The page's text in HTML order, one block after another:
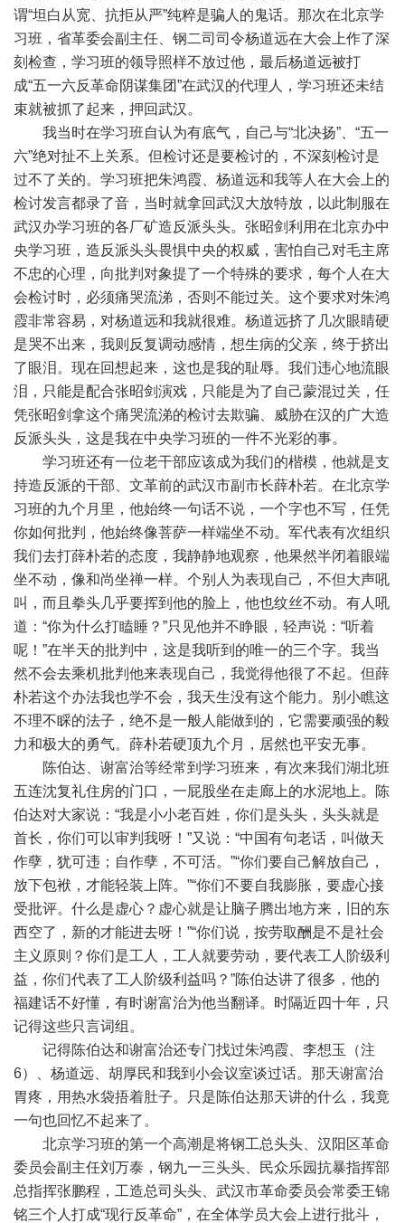
谓“坦白从宽、抗拒从严”纯粹是骗人的鬼话。那次在北京学
习班，省革委会副主任、钢二司司令杨道远在大会上作了深
刻检查，学习班的领导照样不放过他，最后杨道远被打
成“五一六反革命阴谋集团”在武汉的代理人，学习班还未结
束就被抓了起来，押回武汉。
我当时在学习班自认为有底气，自己与“北决扬”、“五一
六”绝对扯不上关系。但检讨还是要检讨的，不深刻检讨是
过不了关的。学习班把朱鸿霞、杨道远和我等人在大会上的
检讨发言都录了音，当时就拿回武汉大放特放，以此制服在
武汉办学习班的各厂矿造反派头头。张昭剑利用在北京办中
央学习班，造反派头头畏惧中央的权威，害怕自己对毛主席
不忠的心理，向批判对象提了一个特殊的要求，每个人在大
会检讨时，必须痛哭流涕，否则不能过关。这个要求对朱鸿
霞非常容易，对杨道远和我就很难。杨道远挤了几次眼睛硬
是哭不出来，我则反复调动感情，想生病的父亲，终于挤出
了眼泪。现在回想起来，这也是我的耻辱。我们违心地流眼
泪，只能是配合张昭剑演戏，只能是为了自己蒙混过关，任
凭张昭剑拿这个痛哭流涕的检讨去欺骗、威胁在汉的广大造
反派头头，这是我在中央学习班的一件不光彩的事。
学习班还有一位老干部应该成为我们的楷模，他就是支
持造反派的干部、文革前的武汉市副市长薛朴若。在北京学
习班的九个月里，他始终一句话不说，一个字也不写，任凭
你如何批判，他始终像菩萨一样端坐不动。军代表有次组织
我们去打薛朴若的态度，我静静地观察，他果然半闭着眼端
坐不动，像和尚坐禅一样。个别人为表现自己，不但大声吼
叫，而且拳头几乎要挥到他的脸上，他也纹丝不动。有人吼
道：“你为什么打瞌睡？”只见他并不睁眼，轻声说：“听着
呢！”在半天的批判中，这是我听到的唯一的三个字。我当
然不会去乘机批判他来表现自己，我觉得他很了不起。但薛
朴若这个办法我也学不会，我天生没有这个能力。别小瞧这
不理不睬的法子，绝不是一般人能做到的，它需要顽强的毅
力和极大的勇气。薛朴若硬顶九个月，居然也平安无事。
陈伯达、谢富治等经常到学习班来，有次来我们湖北班
五连沈复礼住房的门口，一屁股坐在走廊上的水泥地上。陈
伯达对大家说：“我是小小老百姓，你们是头头，头头就是
首长，你们可以审判我呀！”又说：“中国有句老话，叫做天
作孽，犹可违；自作孽，不可活。”“你们要自己解放自己，
放下包袱，才能轻装上阵。”“你们不要自我膨胀，要虚心接
受批评。什么是虚心？虚心就是让脑子腾出地方来，旧的东
西空了，新的才能进去呀！”“你们说，按劳取酬是不是社会
主义原则？你们是工人，工人就要劳动，要代表工人阶级利
益，你们代表了工人阶级利益吗？”陈伯达讲了很多，他的
福建话不好懂，有时谢富治为他当翻译。时隔近四十年，只
记得这些只言词组。
记得陈伯达和谢富治还专门找过朱鸿霞、李想玉（注
6）、杨道远、胡厚民和我到小会议室谈过话。那天谢富治
胃疼，用热水袋捂着肚子。只是陈伯达那天讲的什么，我竟
一句也回忆不起来了。
北京学习班的第一个高潮是将钢工总头头、汉阳区革命
委员会副主任刘万泰，钢九一三头头、民众乐园抗暴指挥部
总指挥张鹏程，工造总司头头、武汉市革命委员会常委王锦
铭三个人打成“现行反革命”，在全体学员大会上进行批斗，